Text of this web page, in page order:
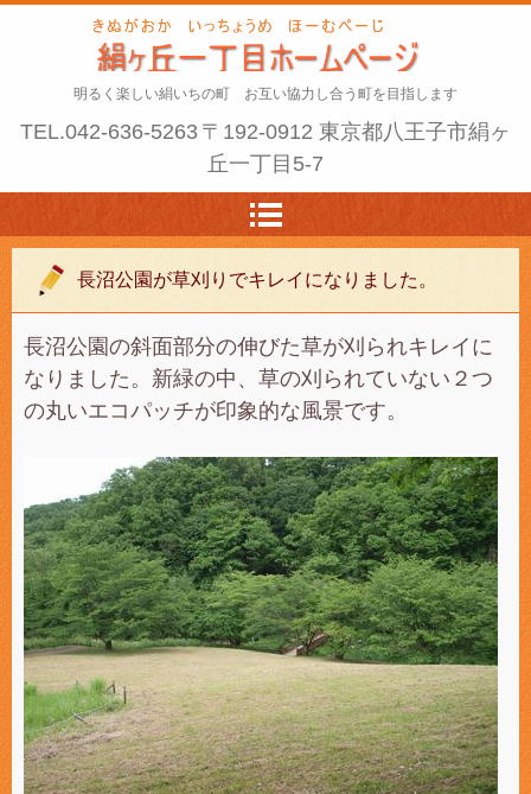
明るく楽しい絹いちの町 お互い協力し合う町を目指します
TEL.042-636-5263 〒192-0912 東京都八王子市絹ヶ
丘一丁目5-7
長沼公園が草刈りでキレイになりました。
長沼公園の斜面部分の伸びた草が刈られキレイに
なりました。新緑の中、草の刈られていない２つ
の丸いエコパッチが印象的な風景です。